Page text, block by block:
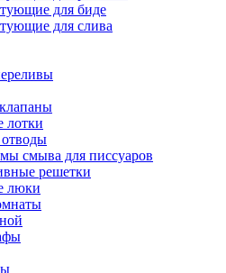
для биде
для слива
лотки
смыва для писсуаров
решетки
люки